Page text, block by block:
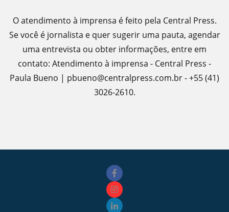
O atendimento à imprensa é feito pela Central Press.
Se você é jornalista e quer sugerir uma pauta, agendar
uma entrevista ou obter informações, entre em
contato: Atendimento à imprensa - Central Press -
Paula Bueno | pbueno@centralpress.com.br - +55 (41)
3026-2610.